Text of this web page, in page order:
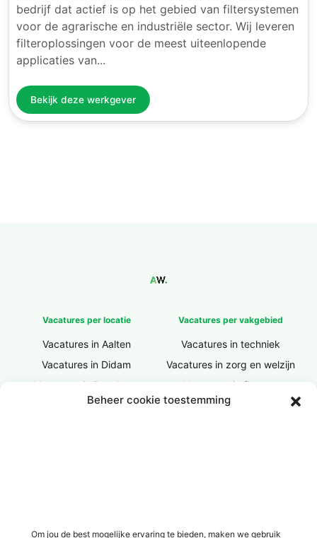
Beheer cookie toestemming
Om jou de best mogelijke ervaring te bieden, maken we gebruik
bedrijf dat actief is op het gebied van filtersystemen
voor de agrarische en industriële sector. Wij leveren
filteroplossingen voor de meest uiteenlopende
applicaties van...
Bekijk deze werkgever
Vacatures per locatie
Vacatures in Aalten
Vacatures in Didam
Vacatures in Doesburg
Vacatures in Doetinchem
Vacatures in Varsseveld
Vacatures per vakgebied
Vacatures in techniek
Vacatures in zorg en welzijn
Vacatures in finance
Vacatures in ICT / IT